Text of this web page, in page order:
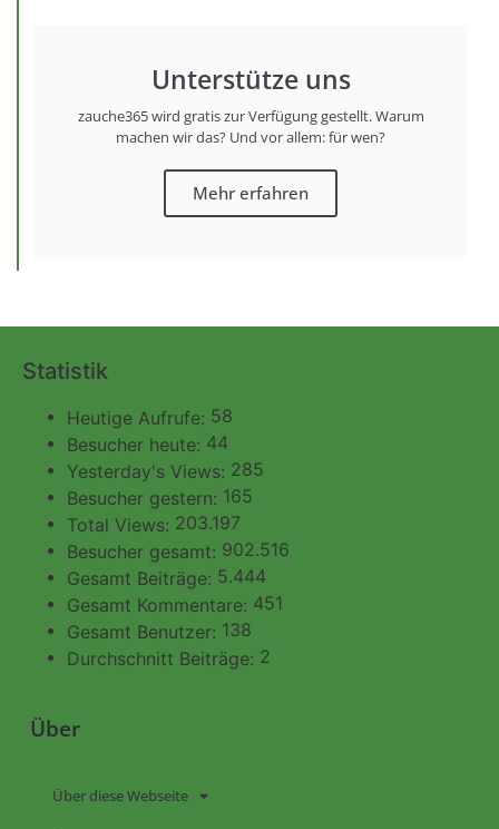
Unterstütze uns
zauche365 wird gratis zur Verfügung gestellt. Warum
machen wir das? Und vor allem: für wen?
Mehr erfahren
Statistik
Heutige Aufrufe: 58
Besucher heute: 44
Yesterday's Views: 285
Besucher gestern: 165
Total Views: 203.197
Besucher gesamt: 902.516
Gesamt Beiträge: 5.444
Gesamt Kommentare: 451
Gesamt Benutzer: 138
Durchschnitt Beiträge: 2
Über
Über diese Webseite